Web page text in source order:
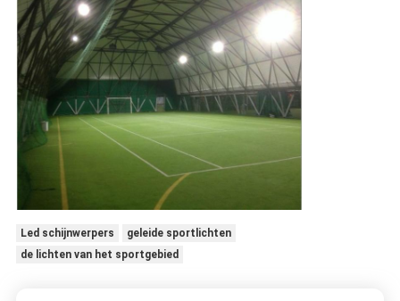
Led schijnwerpers
geleide sportlichten
de lichten van het sportgebied